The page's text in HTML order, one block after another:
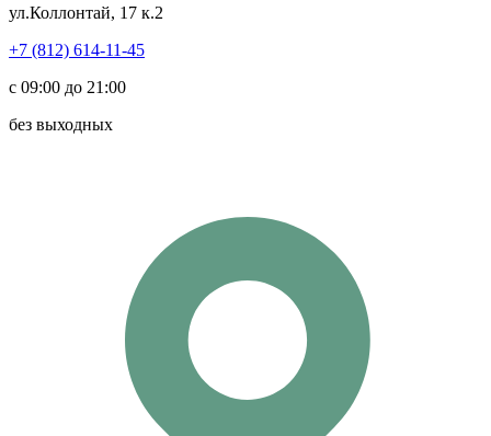
ул.Коллонтай, 17 к.2
+7 (812) 614-11-45
с 09:00 до 21:00
без выходных